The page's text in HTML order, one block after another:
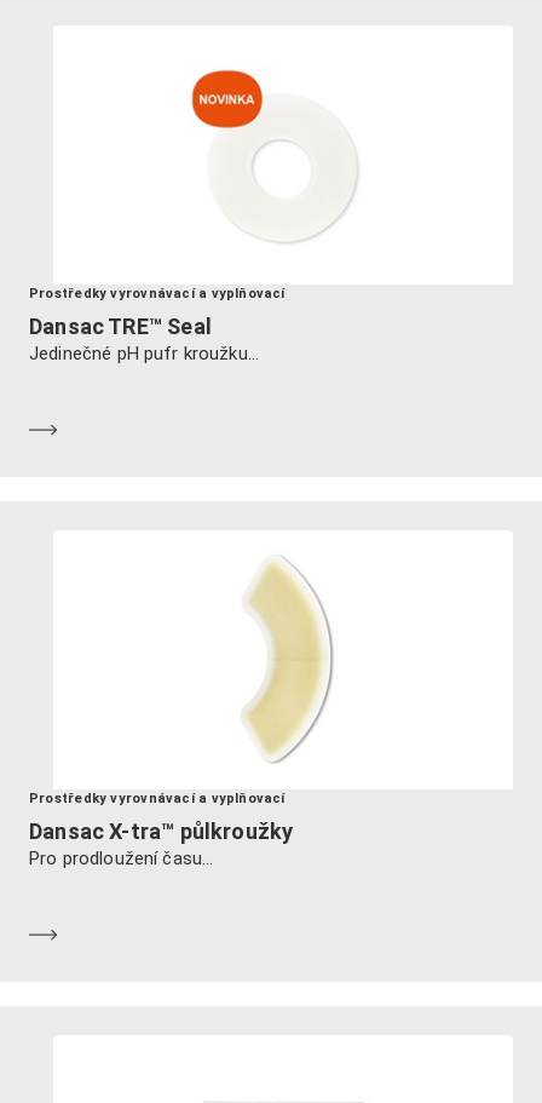
Prostředky vyrovnávací a vyplňovací
Dansac TRE™ Seal
Jedinečné pH pufr kroužku...
Prostředky vyrovnávací a vyplňovací
Dansac X-tra™ půlkroužky
Pro prodloužení času...